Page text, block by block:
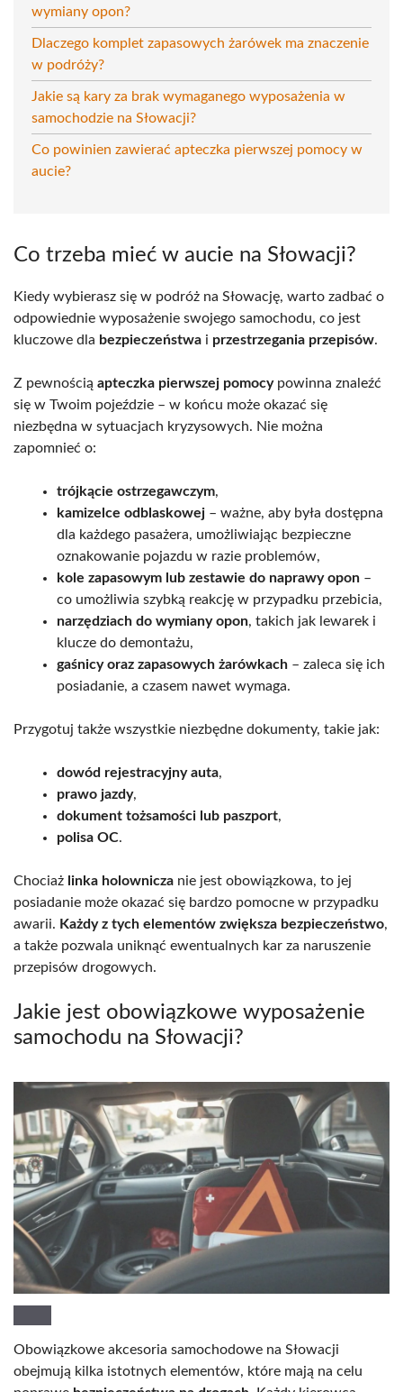
wymiany opon?
Dlaczego komplet zapasowych żarówek ma znaczenie
w podróży?
Jakie są kary za brak wymaganego wyposażenia w
samochodzie na Słowacji?
Co powinien zawierać apteczka pierwszej pomocy w
aucie?
Co trzeba mieć w aucie na Słowacji?
Kiedy wybierasz się w podróż na Słowację, warto zadbać o
odpowiednie wyposażenie swojego samochodu, co jest
kluczowe dla bezpieczeństwa i przestrzegania przepisów.
Z pewnością apteczka pierwszej pomocypowinna znaleźć
się w Twoim pojeździe – w końcu może okazać się
niezbędna w sytuacjach kryzysowych. Nie można
zapomnieć o:
trójkącie ostrzegawczym,
kamizelce odblaskowej – ważne, aby była dostępna
dla każdego pasażera, umożliwiając bezpieczne
oznakowanie pojazdu w razie problemów,
kole zapasowym lub zestawie do naprawy opon –
co umożliwia szybką reakcję w przypadku przebicia,
narzędziach do wymiany opon, takich jak lewarek i
klucze do demontażu,
gaśnicy oraz zapasowych żarówkach – zaleca się ich
posiadanie, a czasem nawet wymaga.
Przygotuj także wszystkie niezbędne dokumenty, takie jak:
dowód rejestracyjny auta,
prawo jazdy,
dokument tożsamości lub paszport,
polisa OC.
Chociaż linka holownicza nie jest obowiązkowa, to jej
posiadanie może okazać się bardzo pomocne w przypadku
awarii. Każdy z tych elementów zwiększa bezpieczeństwo,
a także pozwala uniknąć ewentualnych kar za naruszenie
przepisów drogowych.
Jakie jest obowiązkowe wyposażenie
samochodu na Słowacji?
Obowiązkowe akcesoria samochodowe na Słowacji
obejmują kilka istotnych elementów, które mają na celu